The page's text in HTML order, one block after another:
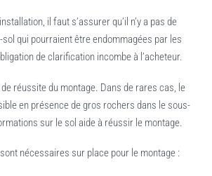
il faut s’assurer qu’il n’y a pas de
qui pourraient être endommagées par les
de clarification incombe à l’acheteur.
de réussite du montage. Dans de rares cas, le
en présence de gros rochers dans le sous-
sur le sol aide à réussir le montage.
nécessaires sur place pour le montage :